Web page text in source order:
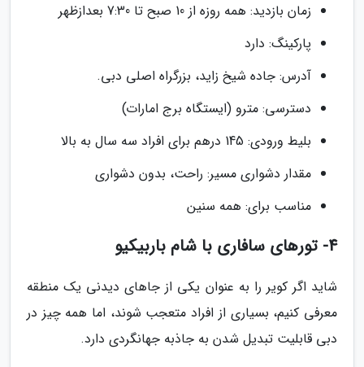
زمان بازدید: همه روزه از 10 صبح تا 7:30 بعدازظهر
پارکینگ: دارد
آدرس: جاده شیخ زاید، بزرگراه اصلی دبی.
دسترسی: مترو (ایستگاه برج امارات)
بلیط ورودی: 145 درهم برای افراد سه سال به بالا
مقدار دشواری مسیر: راحت، بدون دشواری
مناسب برای: همه سنین
4- تورهای سافاری با شام باربیکیو
شاید اگر کویر را به عنوان یکی از جاهای دیدنی یک منطقه
معرفی کنیم، بسیاری از افراد متعجب شوند، اما همه چیز در
دبی قابلیت تبدیل شدن به جاذبه جهانگردی دارد.